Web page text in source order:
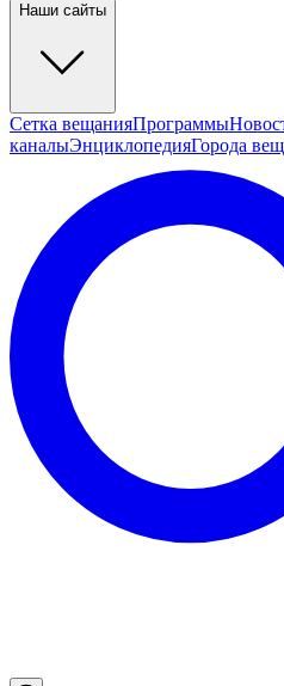
Наши сайты
Сетка вещанияПрограммы
каналыЭнциклопедияГорода